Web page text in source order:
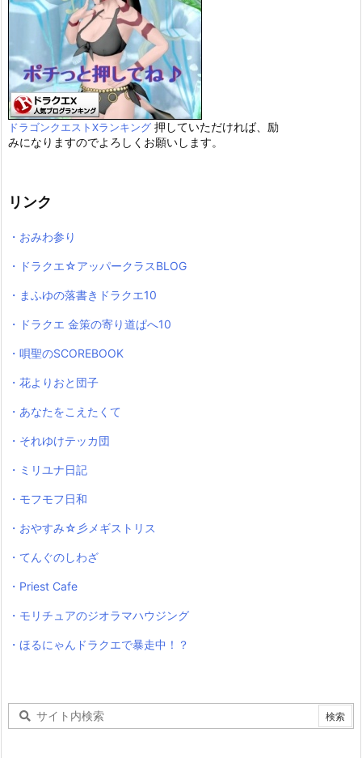
ドラゴンクエストXランキング 押していただければ、励
みになりますのでよろしくお願いします。
リンク
・おみわ参り
・ドラクエ☆アッパークラスBLOG
・まふゆの落書きドラクエ10
・ドラクエ 金策の寄り道ぱへ10
・唄聖のSCOREBOOK
・花よりおと団子
・あなたをこえたくて
・それゆけテッカ団
・ミリユナ日記
・モフモフ日和
・おやすみ☆彡メギストリス
・てんぐのしわざ
・Priest Cafe
・モリチュアのジオラマハウジング
・ほるにゃんドラクエで暴走中！？